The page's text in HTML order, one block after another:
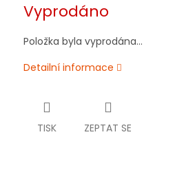
cena:
Vyprodáno
Položka byla vyprodána…
Detailní informace
TISK ZEPTAT SE